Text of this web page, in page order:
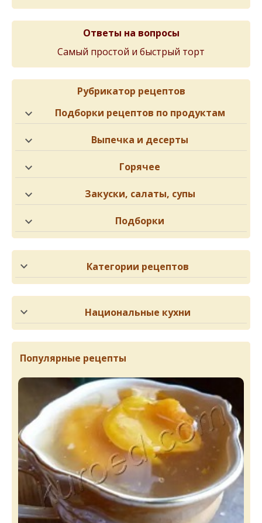
Ответы на вопросы
Самый простой и быстрый торт
Рубрикатор рецептов
Подборки рецептов по продуктам
Выпечка и десерты
Горячее
Закуски, салаты, супы
Подборки
Категории рецептов
Национальные кухни
Популярные рецепты